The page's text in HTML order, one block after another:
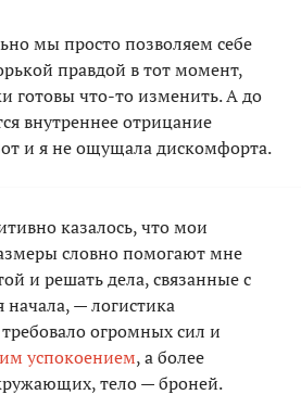
мы просто позволяем себе
правдой в тот момент,
готовы что-то изменить. А до
внутреннее отрицание
и я не ощущала дискомфорта.
казалось, что мои
словно помогают мне
и решать дела, связанные с
— логистика
огромных сил и
успокоением, а более
тело — броней.